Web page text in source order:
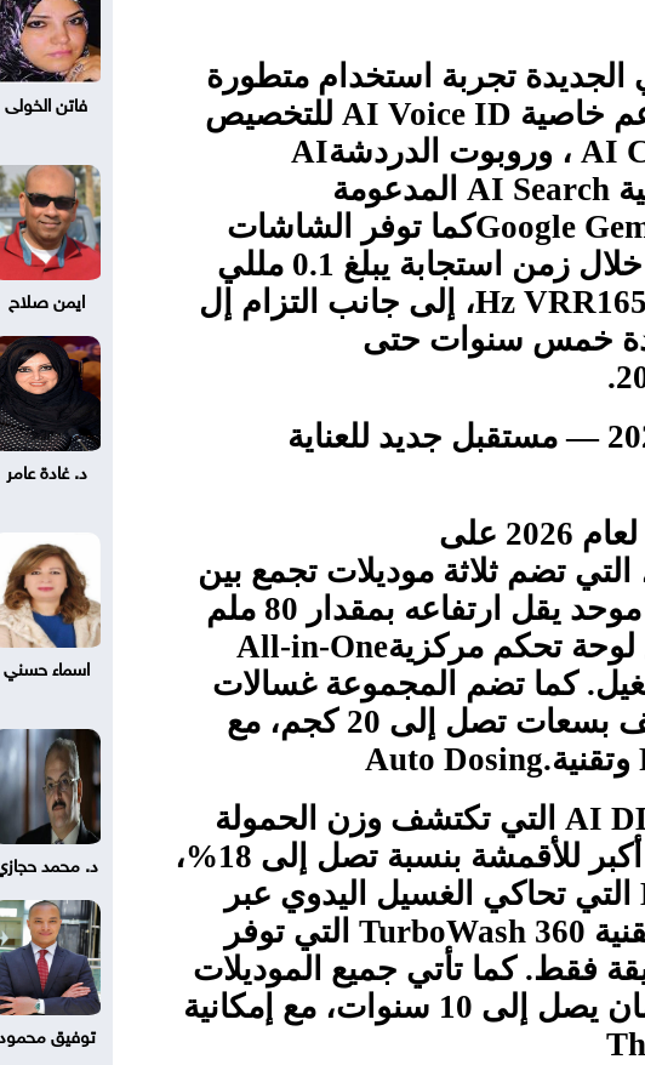
الجديدة تجربة استخدام متطورة
خاصية AI Voice ID للتخصيص
AI ، وروبوت الدردشةAI
AI Search المدعومة
Googleكما توفر الشاشات
أداءً مميزًا لعشاق الألعاب من خلال زمن استجابة يبلغ 0.1 مللي
Hz VRR، إلى جانب التزام إل
خمس سنوات حتى
.
لعام 2026 — مستقبل جديد للعناية
تركز مجموعة إل جي للغسيل لعام 2026 على
التي تضم ثلاثة موديلات تجمع بين
الغسالة والمجفف في تصميم موحد يقل ارتفاعه بمقدار 80 ملم
لوحة تحكم مركزيةAll-in-One
كما تضم المجموعة غسالات
أمامية وموديلات غسالة ومجفف بسعات تصل إلى 20 كجم، مع
وتقنيةAuto Dosing.
AI التي تكتشف وزن الحمولة
ونعومة الأقمشة لتوفير حماية أكبر للأقمشة بنسبة تصل إلى 18%،
التي تحاكي الغسيل اليدوي عبر
TurboWash 360 التي توفر
كاملة خلال 39 دقيقة فقط. كما تأتي جميع الموديلات
المزودة بمحركات إنفرتر بضمان يصل إلى 10 سنوات، مع إمكانية
فاتن الخولى
ايمن صلاح
د. غادة عامر
اسماء حسني
د. محمد
توفيق